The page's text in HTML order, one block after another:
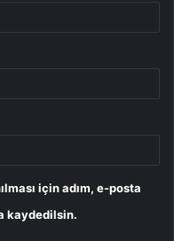
için adım, e-posta
kaydedilsin.